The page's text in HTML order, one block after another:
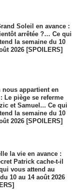
Soleil en avance :
arrêtée ?… Ce qui
la semaine du 10
2026 [SPOILERS]
nous appartient en
Le piège se referme
et Samuel... Ce qui
la semaine du 10
2026 [SPOILERS]
la vie en avance :
Patrick cache-t-il
vous attend au
10 au 14 août 2026